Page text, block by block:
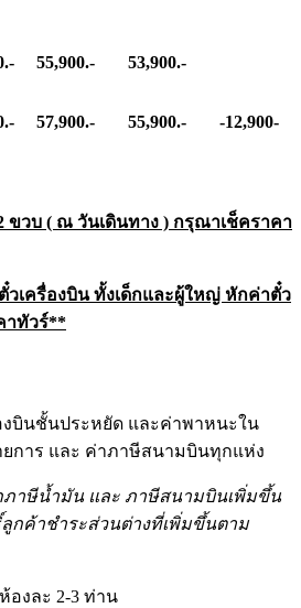
55,900.- 53,900.-
57,900.- 55,900.- -12,900-
ขวบ ( ณ วันเดินทาง ) กรุณาเช็คราคา
เครื่องบิน ทั้งเด็กและผู้ใหญ่ หักค่าตั๋ว
าทัวร์**
งบินชั้นประหยัด และค่าพาหนะใน
ยการ และ ค่าภาษีสนามบินทุกแห่ง
ภาษีน้ำมัน และ ภาษีสนามบินเพิ่มขึ้น
กค้าชำระส่วนต่างที่เพิ่มขึ้นตาม
องละ 2-3 ท่าน